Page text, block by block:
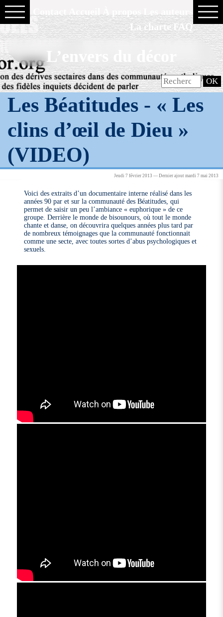
La charte FAQ
L’envers du décor
Les Béatitudes - « Les
clins d’œil de Dieu »
(VIDEO)
Jeudi 7 février 2013 — Dernier ajout mardi 7 mai 2013
Voici des extraits d’un documentaire interne réalisé dans les
années 90 par et sur la communauté des Béatitudes, qui
permet de saisir un peu l’ambiance « euphorique » de ce
groupe. Derrière le monde de bisounours, où tout le monde
chante et danse, on découvrira quelques années plus tard par
de nombreux témoignages que la communauté fonctionnait
comme une secte, avec toutes sortes d’abus psychologiques et
sexuels.